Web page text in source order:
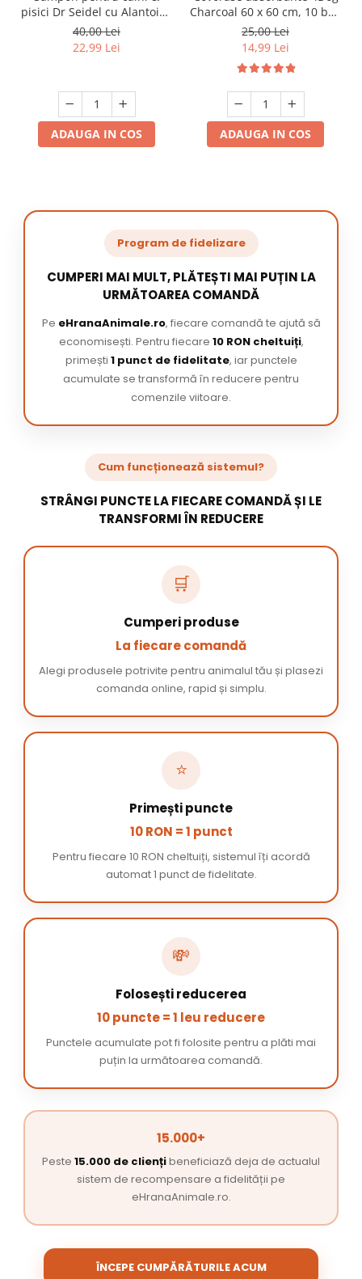
pisici Dr Seidel cu Alantoina
220 ml
40,00 Lei
22,99 Lei
ADAUGA IN COS
Charcoal 60 x 60 cm, 10 buc
/ pachet
25,00 Lei
14,99 Lei
ADAUGA IN COS
Program de fidelizare
CUMPERI MAI MULT, PLĂTEȘTI MAI PUȚIN LA
URMĂTOAREA COMANDĂ
Pe eHranaAnimale.ro, fiecare comandă te ajută să
economisești. Pentru fiecare 10 RON cheltuiți,
primești 1 punct de fidelitate, iar punctele
acumulate se transformă în reducere pentru
comenzile viitoare.
Cum funcționează sistemul?
STRÂNGI PUNCTE LA FIECARE COMANDĂ ȘI LE
TRANSFORMI ÎN REDUCERE
🛒
Cumperi produse
La fiecare comandă
Alegi produsele potrivite pentru animalul tău și plasezi
comanda online, rapid și simplu.
⭐
Primești puncte
10 RON = 1 punct
Pentru fiecare 10 RON cheltuiți, sistemul îți acordă
automat 1 punct de fidelitate.
💸
Folosești reducerea
10 puncte = 1 leu reducere
Punctele acumulate pot fi folosite pentru a plăti mai
puțin la următoarea comandă.
15.000+
Peste 15.000 de cliențibeneficiază deja de actualul
sistem de recompensare a fidelității pe
eHranaAnimale.ro.
ÎNCEPE CUMPĂRĂTURILE ACUM